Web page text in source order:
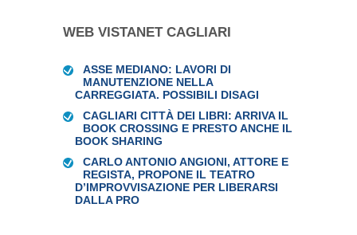
WEB VISTANET CAGLIARI
ASSE MEDIANO: LAVORI DI
MANUTENZIONE NELLA
CARREGGIATA. POSSIBILI DISAGI
CAGLIARI CITTÀ DEI LIBRI: ARRIVA IL
BOOK CROSSING E PRESTO ANCHE IL
BOOK SHARING
CARLO ANTONIO ANGIONI, ATTORE E
REGISTA, PROPONE IL TEATRO
D’IMPROVVISAZIONE PER LIBERARSI
DALLA PRO